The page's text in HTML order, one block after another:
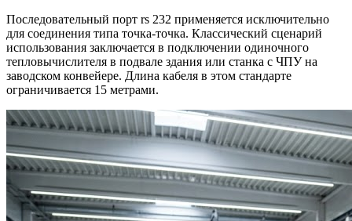
Последовательный порт rs 232 применяется исключительно
для соединения типа точка-точка. Классический сценарий
использования заключается в подключении одиночного
тепловычислителя в подвале здания или станка с ЧПУ на
заводском конвейере. Длина кабеля в этом стандарте
ограничивается 15 метрами.